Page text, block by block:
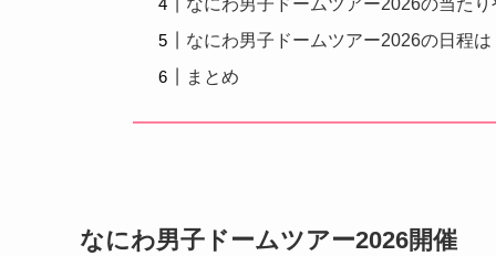
なにわ男子ドームツアー2026の当たり
なにわ男子ドームツアー2026の日程は
まとめ
なにわ男子ドームツアー2026開催